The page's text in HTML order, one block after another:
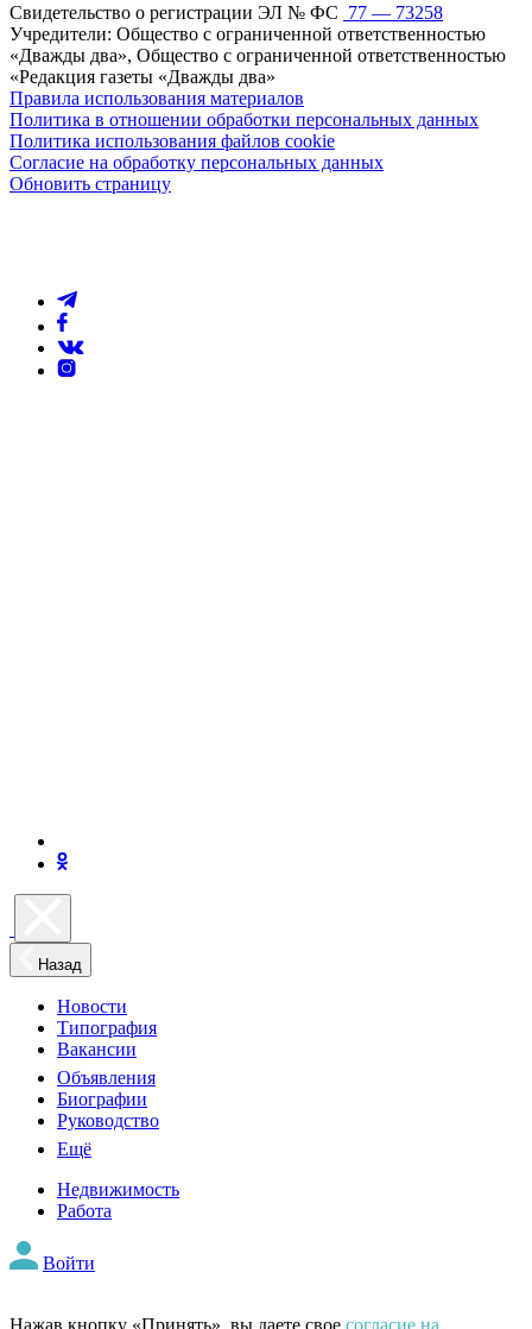
Свидетельство о регистрации ЭЛ № ФС 77 — 73258
Учредители: Общество с ограниченной ответственностью
«Дважды два», Общество с ограниченной ответственностью
«Редакция газеты «Дважды два»
Правила использования материалов
Политика в отношении обработки персональных данных
Политика использования файлов cookie
Согласие на обработку персональных данных
Обновить страницу
Назад
Новости
Типография
Вакансии
Объявления
Биографии
Руководство
Ещё
Недвижимость
Работа
Войти
Нажав кнопку «Принять», вы даете свое согласие на